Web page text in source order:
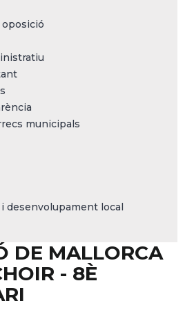
municipals
desenvolupament local
DE MALLORCA
- 8È